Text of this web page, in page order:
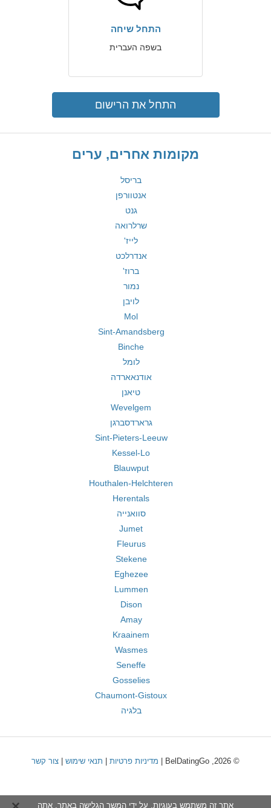
התחל שיחה
בשפה העברית
התחל את הרישום
מקומות אחרים, ערים
בריסל
אנטוורפן
גנט
שרלרואה
לייז'
אנדרלכט
ברוז'
נמור
לויבן
Mol
Sint-Amandsberg
Binche
לומל
אודנאארדה
טיאנן
Wevelgem
גרארדסברגן
Sint-Pieters-Leeuw
Kessel-Lo
Blauwput
Houthalen-Helchteren
Herentals
סוואנייה
Jumet
Fleurus
Stekene
Eghezee
Lummen
Dison
Amay
Kraainem
Wasmes
Seneffe
Gosselies
Chaumont-Gistoux
בלגיה
© 2026, BelDatingGo | מדיניות פרטיות תנאי שימוש צור קשר
אתר זה משתמש בעוגיות. על ידי המשך הגלישה באתר, אתה